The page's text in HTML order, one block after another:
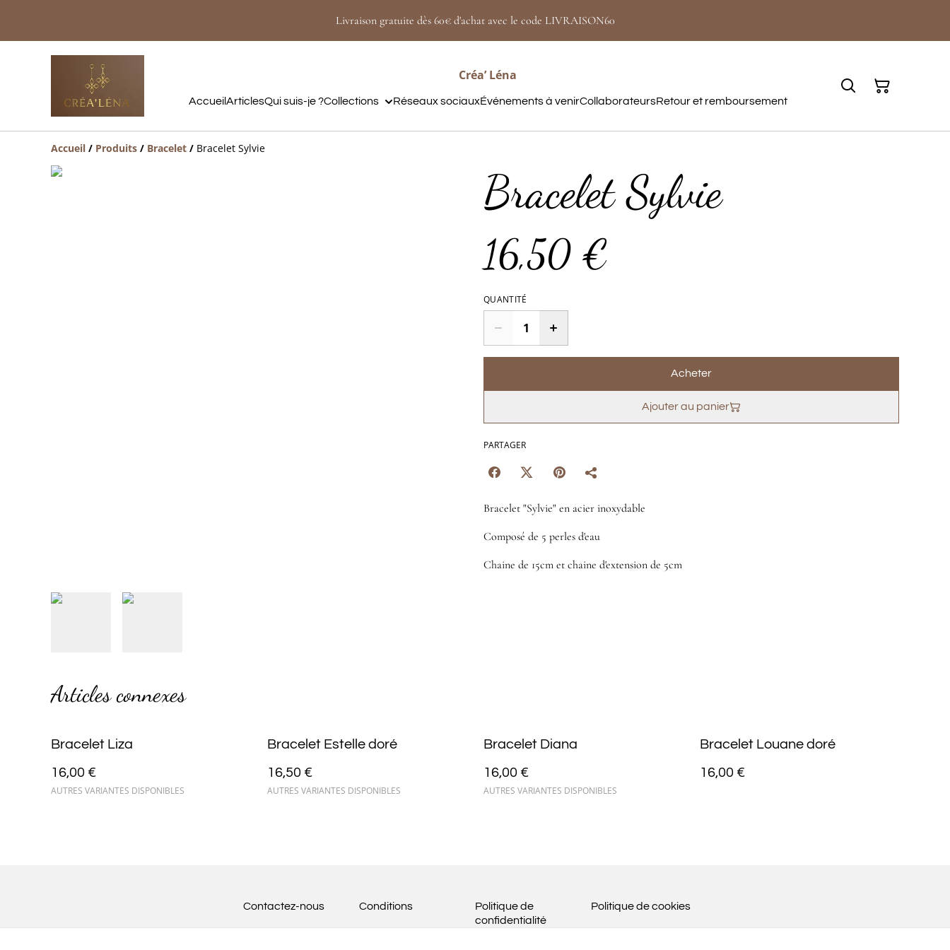
Livraison gratuite dès 60€ d'achat avec le code LIVRAISON60
Créa’ Léna
AccueilArticlesQui suis-je ?Collections Réseaux sociauxÉvénements à venirCollaborateursRetour et remboursement
Accueil / Produits / Bracelet / Bracelet Sylvie
Bracelet Sylvie
16,50 €
QUANTITÉ
Acheter
Ajouter au panier
PARTAGER
Bracelet "Sylvie" en acier inoxydable
Composé de 5 perles d'eau
Chaine de 15cm et chaine d'extension de 5cm
Articles connexes
Bracelet Liza
16,00 €
AUTRES VARIANTES DISPONIBLES
Bracelet Estelle doré
16,50 €
AUTRES VARIANTES DISPONIBLES
Bracelet Diana
16,00 €
AUTRES VARIANTES DISPONIBLES
Bracelet Louane doré
16,00 €
Contactez-nous Conditions
Politique de
confidentialité
Politique de cookies